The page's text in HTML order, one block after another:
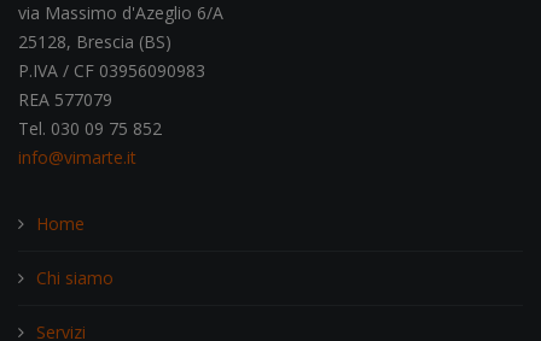
via Massimo d'Azeglio 6/A
25128, Brescia (BS)
P.IVA / CF 03956090983
REA 577079
Tel. 030 09 75 852
info@vimarte.it
Home
Chi siamo
Servizi